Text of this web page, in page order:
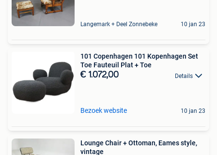
Langemark + Deel Zonnebeke 10 jan 23
101 Copenhagen 101 Kopenhagen Set
Toe Fauteuil Plat + Toe
€ 1.072,00 Details
Bezoek website 10 jan 23
Lounge Chair + Ottoman, Eames style,
vintage